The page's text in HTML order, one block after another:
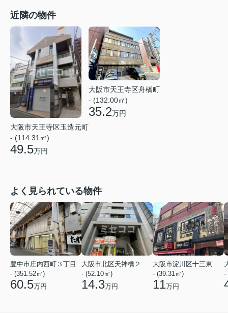
近隣の物件
大阪市天王寺区玉造元町
- (114.31㎡)
49.5万円
大阪市天王寺区舟橋町
- (132.00㎡)
35.2万円
よく見られている物件
豊中市庄内西町３丁目
- (351.52㎡)
60.5万円
大阪市北区天神橋２丁目
- (52.10㎡)
14.3万円
大阪市淀川区十三東２丁目
- (39.31㎡)
11万円
-